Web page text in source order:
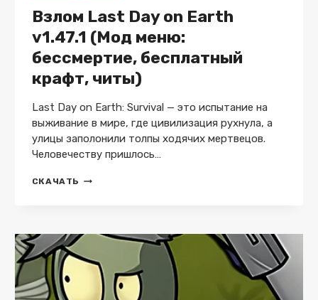
Взлом Last Day on Earth
v1.47.1 (Мод меню:
бессмертие, бесплатный
крафт, читы)
Last Day on Earth: Survival — это испытание на
выживание в мире, где цивилизация рухнула, а
улицы заполонили толпы ходячих мертвецов.
Человечеству пришлось…
СКАЧАТЬ ВЗЛОМ
(МОД
МЕНЮ:
БЕССМЕРТИЕ,
БЕСПЛАТНЫЙ